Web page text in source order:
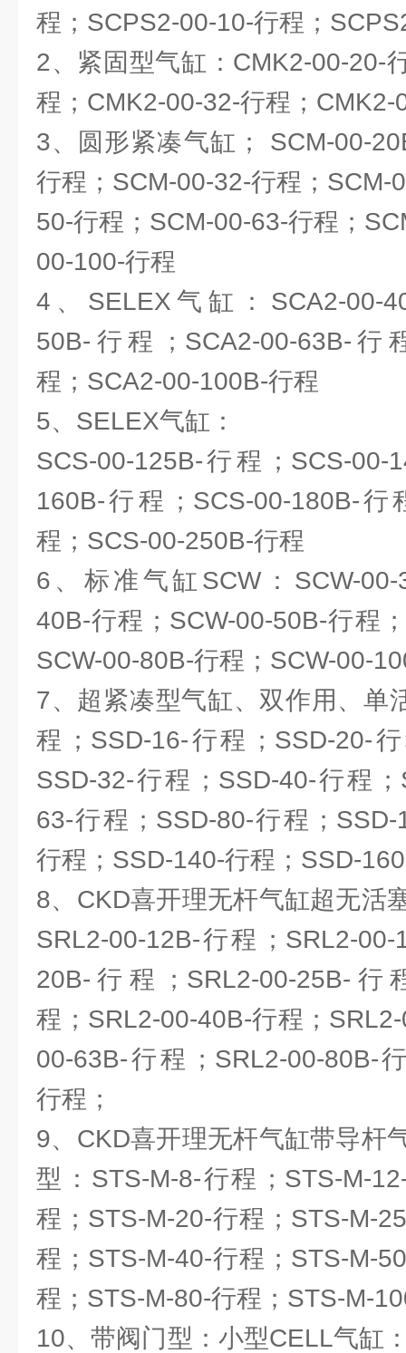
程；SCPS2-00-10-行程；
2、紧固型气缸：CMK2-00-20-
程；CMK2-00-32-行程；CMK2-
3、圆形紧凑气缸； SCM-00-
行程；SCM-00-32-行程；SCM-
50-行程；SCM-00-63-行程；
00-100-行程
4、SELEX气缸：SCA2-00-
50B-行程；SCA2-00-63B-行
程；SCA2-00-100B-行程
5、SELEX气缸：
SCS-00-125B-行程；SCS-00-
160B-行程；SCS-00-180B-行
程；SCS-00-250B-行程
6、标准气缸SCW：SCW-00-
40B-行程；SCW-00-50B-行程
SCW-00-80B-行程；SCW-00-
7、超紧凑型气缸、双作用、单
程；SSD-16-行程；SSD-20-
SSD-32-行程；SSD-40-行程
63-行程；SSD-80-行程；
行程；SSD-140-行程；SSD-
8、CKD喜开理无杆气缸超无活
SRL2-00-12B-行程；SRL2-
20B-行程；SRL2-00-25B-行
程；SRL2-00-40B-行程；
00-63B-行程；SRL2-00-80B-
行程；
9、CKD喜开理无杆气缸带导
型：STS-M-8-行程；STS-M-
程；STS-M-20-行程；STS-M-
程；STS-M-40-行程；STS-M-
程；STS-M-80-行程；STS-M-
10、带阀门型：小型CELL气缸